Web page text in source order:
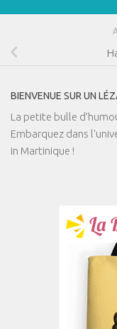
BIENVENUE SUR UN
La petite bulle
Embarquez dans
in Martinique !